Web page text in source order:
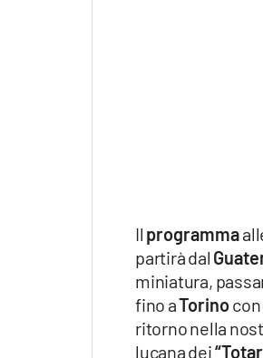
Il programma
partirà dal
miniatura,
fino aTorinocon
ritorno nella
lucana dei